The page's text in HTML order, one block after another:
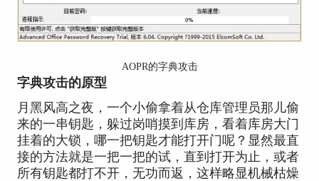
AOPR的字典攻击
字典攻击的原型
月黑风高之夜，一个小偷拿着从仓库管理员那儿偷
来的一串钥匙，躲过岗哨摸到库房，看着库房大门
挂着的大锁，哪一把钥匙才能打开门呢？显然最直
接的方法就是一把一把的试，直到打开为止，或者
所有钥匙都打不开，无功而返，这样略显机械枯燥